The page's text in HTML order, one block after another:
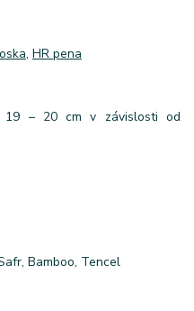
, HR pena
19 – 20 cm v závislosti od
Bamboo, Tencel